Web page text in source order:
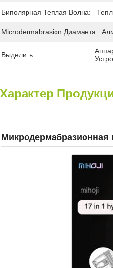
Биполярная Теплая Волна:
Microdermabrasion Диаманта:
Выделить:
Характер